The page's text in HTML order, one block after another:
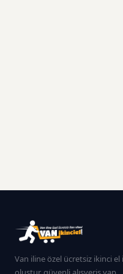
Van iline özel ücretsiz ikinci el